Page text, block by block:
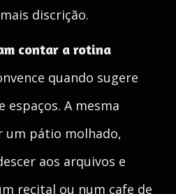
discrição.
contar a rotina
quando sugere
A mesma
um pátio molhado,
aos arquivos e
recital ou num cafe de